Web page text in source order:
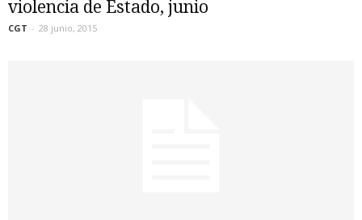
violencia de Estado, junio
CGT - 28 junio, 2015